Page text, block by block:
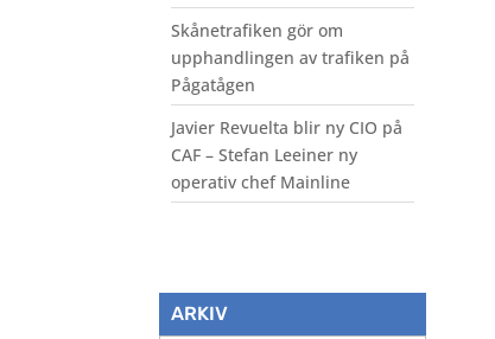
Skånetrafiken gör om
upphandlingen av trafiken på
Pågatågen
Javier Revuelta blir ny CIO på
CAF – Stefan Leeiner ny
operativ chef Mainline
ARKIV